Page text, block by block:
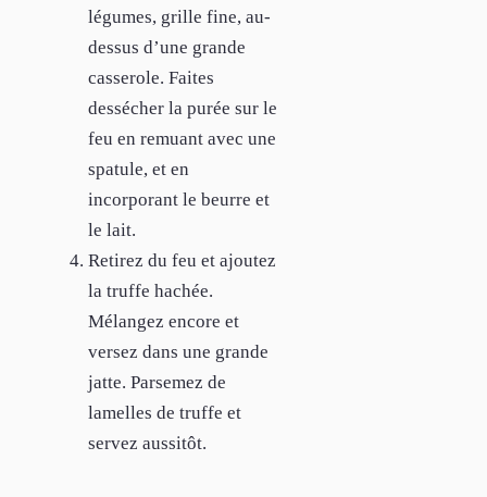
légumes, grille fine, au-
dessus d’une grande
casserole. Faites
dessécher la purée sur le
feu en remuant avec une
spatule, et en
incorporant le beurre et
le lait.
Retirez du feu et ajoutez
la truffe hachée.
Mélangez encore et
versez dans une grande
jatte. Parsemez de
lamelles de truffe et
servez aussitôt.